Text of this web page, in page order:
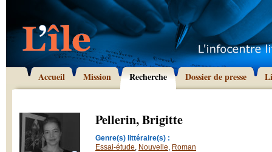
Accueil Mission Recherche Dossier de presse
Pellerin, Brigitte
Genre(s) littéraire(s) :
Essai-étude, Nouvelle, Roman